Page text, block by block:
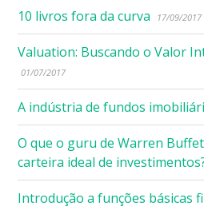
10 livros fora da curva 17/09/2017
Valuation: Buscando o Valor
01/07/2017
A indústria de fundos
O que o guru de Warren
carteira ideal de
Introdução a funções básicas